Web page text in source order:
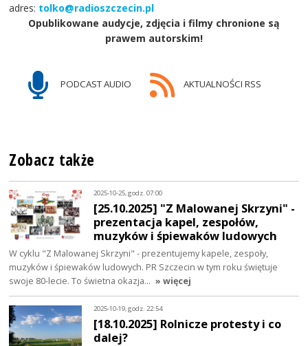
adres: tolko@radioszczecin.pl
Opublikowane audycje, zdjęcia i filmy chronione są
prawem autorskim!
PODCAST AUDIO AKTUALNOŚCI RSS
Zobacz także
2025-10-25, godz. 07:00
[25.10.2025] "Z Malowanej Skrzyni" -
prezentacja kapel, zespołów,
muzyków i śpiewaków ludowych
W cyklu "Z Malowanej Skrzyni" - prezentujemy kapele, zespoły,
muzyków i śpiewaków ludowych. PR Szczecin w tym roku świętuje
swoje 80-lecie. To świetna okazja… » więcej
2025-10-19, godz. 22:54
[18.10.2025] Rolnicze protesty i co
dalej?